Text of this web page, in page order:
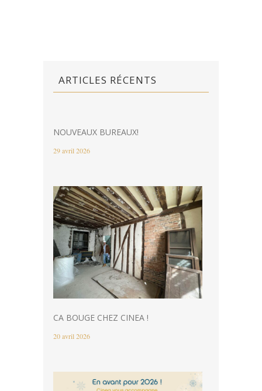
ARTICLES RÉCENTS
NOUVEAUX BUREAUX!
29 avril 2026
CA BOUGE CHEZ CINEA !
20 avril 2026